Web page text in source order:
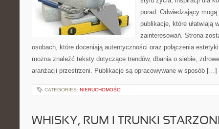
porad. Odwiedzający
publikacje, które ułatwiają
zainteresowań. Strona
osobach, które doceniają autentyczności oraz połączenia
można znaleźć teksty dotyczące trendów, dbania o siebie,
aranżacji przestrzeni. Publikacje są opracowywane w sposób […]
CATEGORIES: NIERUCHOMOŚCI
WHISKY, RUM I TRUNKI